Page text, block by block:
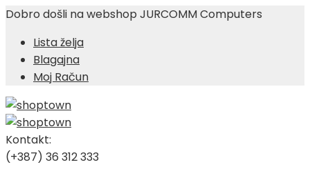
Dobro došli na webshop JURCOMM Computers
Lista želja
Blagajna
Moj Račun
Kontakt:
(+387) 36 312 333